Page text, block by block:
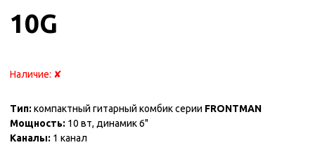
10G
Наличие: ✘
Тип: компактный гитарный комбик серии FRONTMAN
Мощность: 10 вт, динамик 6"
Каналы: 1 канал